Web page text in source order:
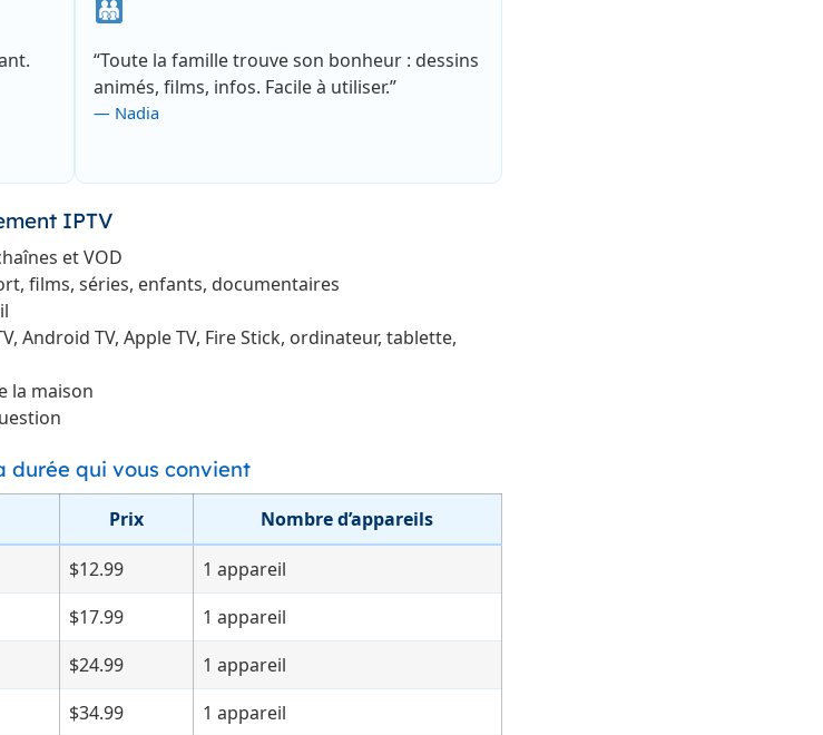
“Toute la famille trouve son bonheur : dessins
animés, films, infos. Facile à utiliser.”
— Nadia
IPTV
et VOD
films, séries, enfants, documentaires
Android TV, Apple TV, Fire Stick, ordinateur, tablette,
la maison
durée qui vous convient
Prix Nombre d’appareils
$12.99
1 appareil
$17.99
1 appareil
$24.99
1 appareil
$34.99
1 appareil